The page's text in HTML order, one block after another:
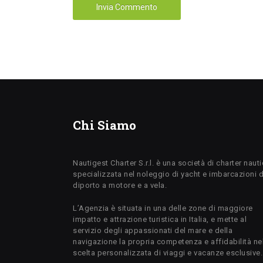
Chi Siamo
Nautigest Charter S.r.l. è una società di charter
specializzata nel noleggio di yacht e imbarcazioni
diporto a motore e a vela.
L’Agenzia è situata in una delle zone di maggiore
impatto e attrazione turistica in Italia, e mette al
servizio degli appassionati del mare e della
navigazione la propria competenza e affidabilità
scelta personalizzata di viaggi e vacanze esclusive.